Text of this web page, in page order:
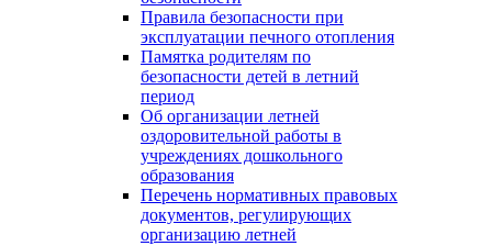
Правила безопасности при
эксплуатации печного отопления
Памятка родителям по
безопасности детей в летний
период
Об организации летней
оздоровительной работы в
учреждениях дошкольного
образования
Перечень нормативных правовых
документов, регулирующих
организацию летней